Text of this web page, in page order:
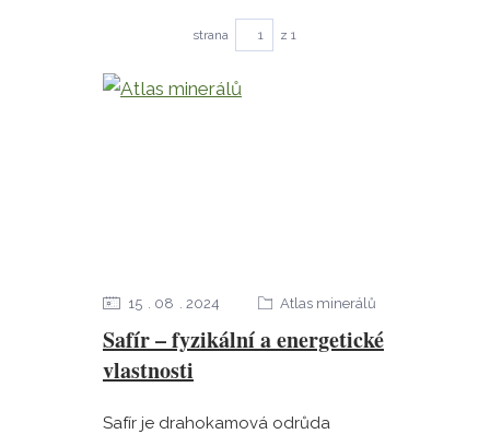
strana z 1
Safír – fyzikální a energetické
vlastnosti
15 08 2024 Atlas minerálů
Safír je drahokamová odrůda